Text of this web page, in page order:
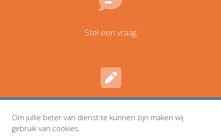
Stel een vraag
Om jullie beter van dienst te kunnen zijn maken wij
gebruik van cookies.